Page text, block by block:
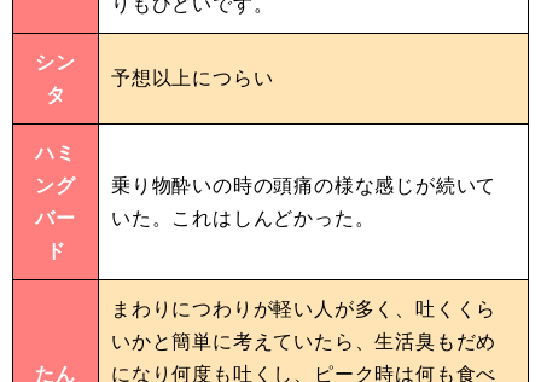
シン
タ
予想以上につらい
ハミ
ング
バー
ド
乗り物酔いの時の頭痛の様な感じが続いて
いた。これはしんどかった。
たん
まわりにつわりが軽い人が多く、吐くくら
いかと簡単に考えていたら、生活臭もだめ
になり何度も吐くし、ピーク時は何も食べ